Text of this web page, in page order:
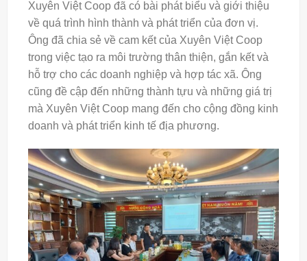
Xuyên Việt Coop đã có bài phát biểu và giới thiệu
về quá trình hình thành và phát triển của đơn vị.
Ông đã chia sẻ về cam kết của Xuyên Việt Coop
trong việc tạo ra môi trường thân thiện, gắn kết và
hỗ trợ cho các doanh nghiệp và hợp tác xã. Ông
cũng đề cập đến những thành tựu và những giá trị
mà Xuyên Việt Coop mang đến cho cộng đồng kinh
doanh và phát triển kinh tế địa phương.